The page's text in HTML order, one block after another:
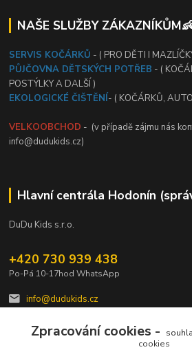
NAŠE SLUŽBY
SERVIS KOČÁRKŮ - ( PRO DĚTI I
PŮJČOVNA DĚTSKÝCH POTŘEB - (
POSTÝLKY A DALŠÍ )
EKOLOGICKÉ ČIŠTĚNÍ- ( KOČÁRKŮ,
VELKOOBCHOD - (v případě zájmu nás
info@dudukids.cz)
Hlavní centrála Hodonín
DuDu Kids s.r.o.
+420 730 939 438
Po-Pá 10-17hod WhatsApp
info@dudukids.cz
Zpracování cookies -
cookies